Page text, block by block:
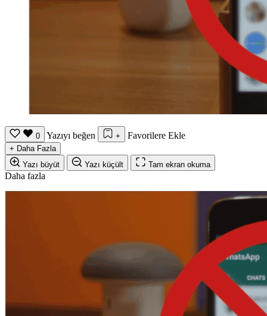
0 Yazıyı beğen + Favorilere Ekle
+ Daha Fazla
Yazı büyüt
Yazı küçült Tam ekran okuma
Daha fazla